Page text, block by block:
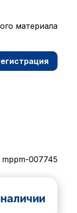
материала
007745